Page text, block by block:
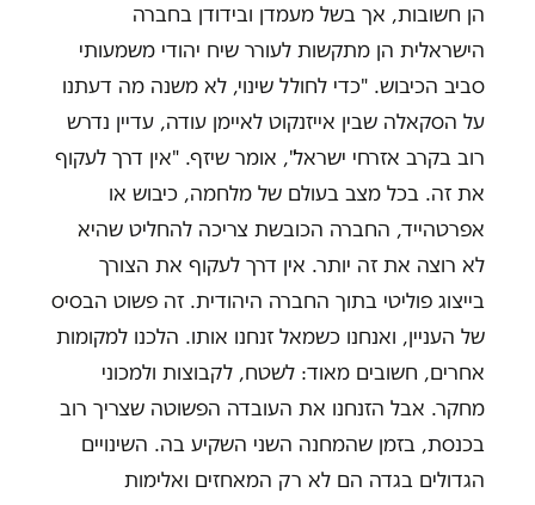
הן חשובות, אך בשל מעמדן ובידודן בחברה
הישראלית הן מתקשות לעורר שיח יהודי משמעותי
סביב הכיבוש. "כדי לחולל שינוי, לא משנה מה דעתנו
על הסקאלה שבין אייזנקוט לאיימן עודה, עדיין נדרש
רוב בקרב אזרחי ישראל", אומר שיזף. "אין דרך לעקוף
את זה. בכל מצב בעולם של מלחמה, כיבוש או
אפרטהייד, החברה הכובשת צריכה להחליט שהיא
לא רוצה את זה יותר. אין דרך לעקוף את הצורך
בייצוג פוליטי בתוך החברה היהודית. זה פשוט הבסיס
של העניין, ואנחנו כשמאל זנחנו אותו. הלכנו למקומות
אחרים, חשובים מאוד: לשטח, לקבוצות ולמכוני
מחקר. אבל הזנחנו את העובדה הפשוטה שצריך רוב
בכנסת, בזמן שהמחנה השני השקיע בה. השינויים
הגדולים בגדה הם לא רק המאחזים ואלימות